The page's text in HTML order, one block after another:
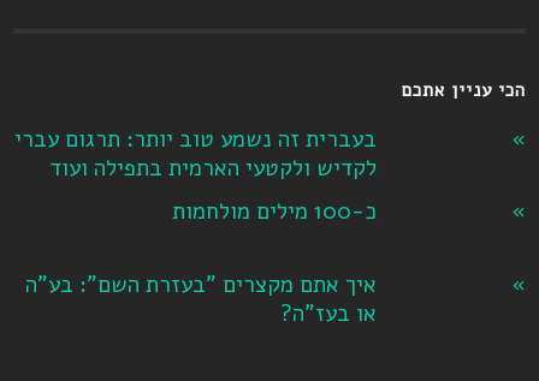
הכי עניין אתכם
בעברית זה נשמע טוב יותר: תרגום עברי
לקדיש ולקטעי הארמית בתפילה ועוד
כ-100 מילים מולחמות
איך אתם מקצרים "בעזרת השם": בע"ה
או בעז"ה?